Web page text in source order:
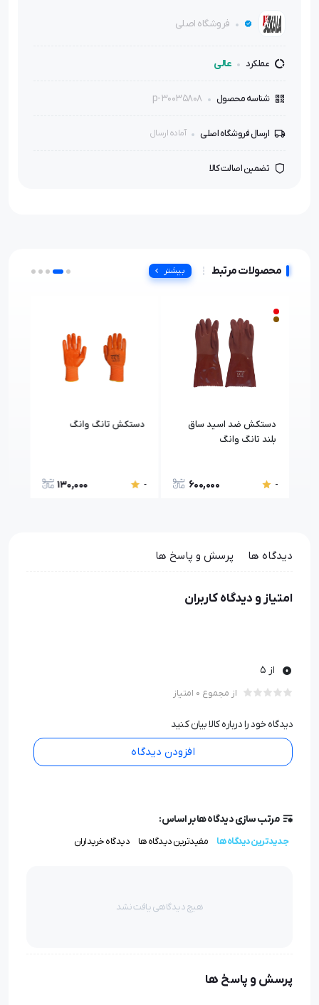
فروشگاه اصلی
عملکرد عالی
شناسه محصول p-30035808
ارسال فروشگاه اصلی آماده ارسال
تضمین اصالت کالا
محصولات مرتبط بیشتر
دستکش ضد اسید ساق
بلند تانگ وانگ
-
600,000
دستکش تانگ وانگ
-
130,000
دیدگاه ها پرسش و پاسخ ها
امتیاز و دیدگاه کاربران
0 از 5
از مجموع 0 امتیاز
دیدگاه خود را درباره کالا بیان کنید
افزودن دیدگاه
مرتب سازی دیدگاه ها بر اساس:
جدیدترین دیدگاه ها مفیدترین دیدگاه ها دیدگاه خریداران
هیچ دیدگاهی یافت نشد
پرسش و پاسخ ها